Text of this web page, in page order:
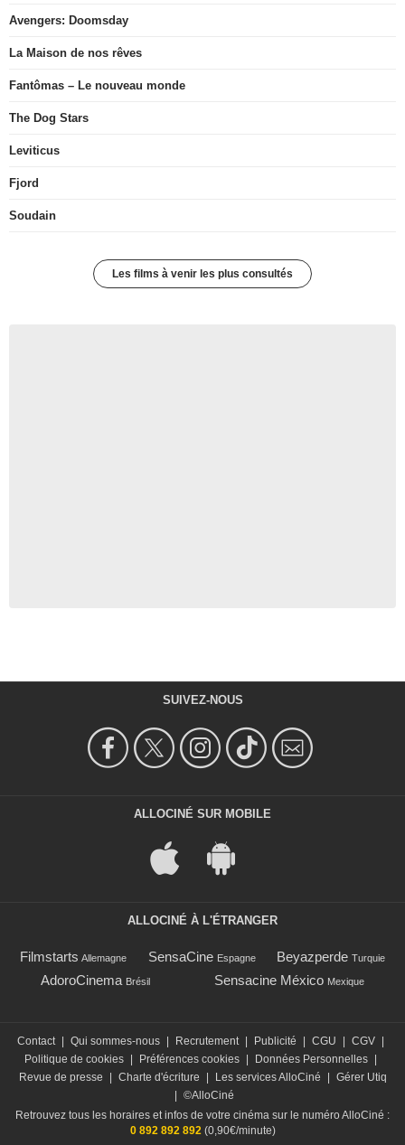
Avengers: Doomsday
La Maison de nos rêves
Fantômas – Le nouveau monde
The Dog Stars
Leviticus
Fjord
Soudain
Les films à venir les plus consultés
SUIVEZ-NOUS
ALLOCINÉ SUR MOBILE
ALLOCINÉ À L'ÉTRANGER
Filmstarts Allemagne SensaCine Espagne Beyazperde Turquie
AdoroCinema Brésil Sensacine México Mexique
Contact Qui sommes-nous Recrutement Publicité CGU CGV
Politique de cookies
Préférences cookies Données Personnelles
Revue de presse
Charte d'écriture Les services AlloCiné
Gérer Utiq
©AlloCiné
Retrouvez tous les horaires et infos de votre cinéma sur le numéro AlloCiné :
0 892 892 892(0,90€/minute)